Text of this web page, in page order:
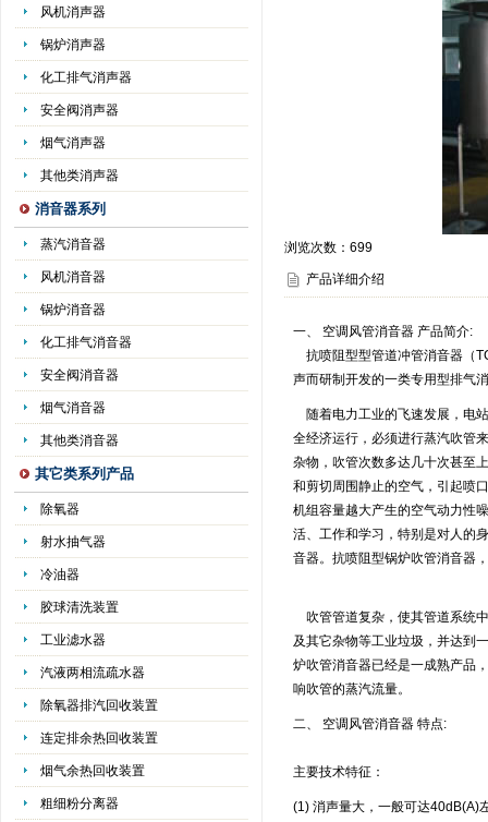
风机消声器
锅炉消声器
化工排气消声器
安全阀消声器
烟气消声器
其他类消声器
消音器系列
蒸汽消音器
风机消音器
锅炉消音器
化工排气消音器
安全阀消音器
烟气消音器
其他类消音器
其它类系列产品
除氧器
射水抽气器
冷油器
胶球清洗装置
工业滤水器
汽液两相流疏水器
除氧器排汽回收装置
连定排余热回收装置
烟气余热回收装置
粗细粉分离器
浏览次数： 699
产品详细介绍
一、 空调风管消音器 产品简介:
抗喷阻型型管道冲管消音器（
声而研制开发的一类专用型排气
随着电力工业的飞速发展，电
全经济运行，必须进行蒸汽吹管
杂物，吹管次数多达几十次甚至
和剪切周围静止的空气，引起喷
机组容量越大产生的空气动力性
活、工作和学习，特别是对人的
音器。抗喷阻型锅炉吹管消音器
吹管管道复杂，使其管道系统
及其它杂物等工业垃圾，并达到
炉吹管消音器已经是一成熟产品
响吹管的蒸汽流量。
二、 空调风管消音器 特点:
主要技术特征：
(1) 消声量大，一般可达40dB(A)